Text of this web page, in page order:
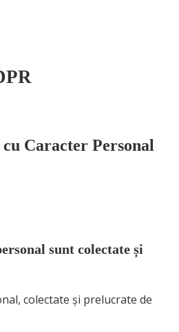
Caracter Personal
sunt colectate și
colectate și prelucrate de